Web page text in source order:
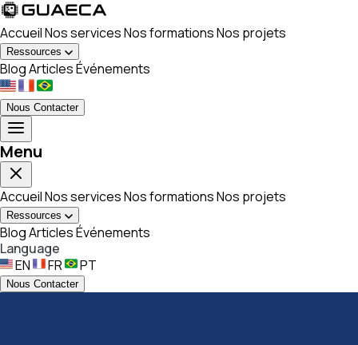
AccueilNos servicesNos formationsNos projets
Ressources
BlogArticlesÉvénements
Nous Contacter
Menu
AccueilNos servicesNos formationsNos projets
Ressources
BlogArticlesÉvénements
Language
EN
FR PT
Nous Contacter